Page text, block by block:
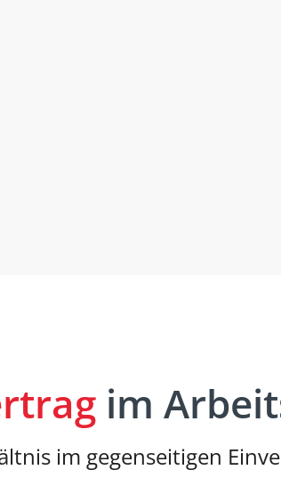
im
im gegenseitigen